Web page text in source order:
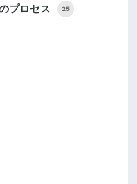
プロセス 25